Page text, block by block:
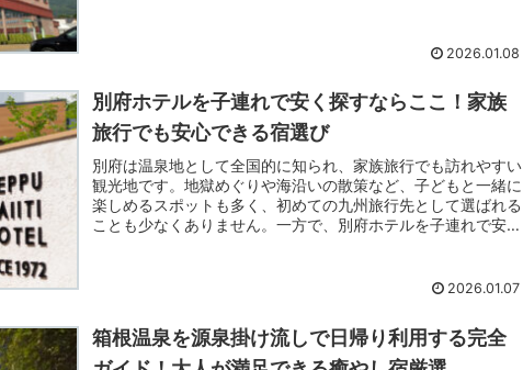
着く時間を持てることは、旅全体の満足度を大きく高めてくれ
2026.01.08
別府ホテルを子連れで安く探すならここ！家族
旅行でも安心できる宿選び
別府は温泉地として全国的に知られ、家族旅行でも訪れやすい
観光地です。地獄めぐりや海沿いの散策など、子どもと一緒に
楽しめるスポットも多く、初めての九州旅行先として選ばれる
ことも少なくありません。一方で、別府ホテルを子連れで安く
2026.01.07
箱根温泉を源泉掛け流しで日帰り利用する完全